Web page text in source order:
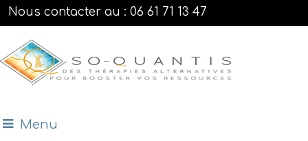
Nous contacter au : 06 61 71 13 47
Menu